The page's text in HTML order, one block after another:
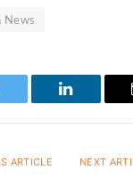
News
LinkedIn
ARTICLE NEXT